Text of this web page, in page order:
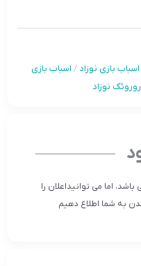
اسباب بازی نوزاد / اسباب بازی
نوزاد
اما می توانیداعلان را
به شما اطلاع دهیم